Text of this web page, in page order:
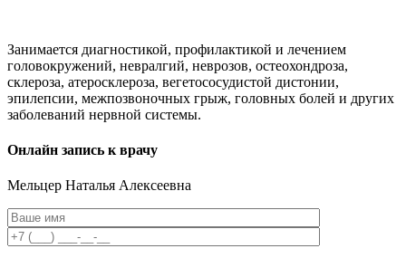
Занимается диагностикой, профилактикой и лечением
головокружений, невралгий, неврозов, остеохондроза,
склероза, атеросклероза, вегетососудистой дистонии,
эпилепсии, межпозвоночных грыж, головных болей и других
заболеваний нервной системы.
Онлайн запись к врачу
Мельцер Наталья Алексеевна